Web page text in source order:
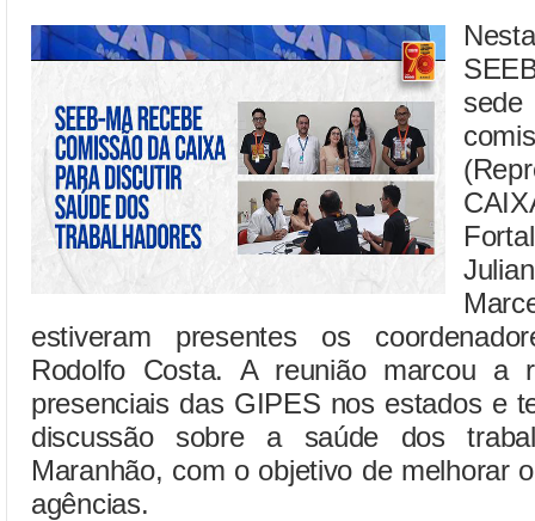
estiveram presentes os
Rodolfo Costa. A reunião marcou a
presenciais das GIPES nos estados e
discussão sobre a saúde dos
Maranhão, com o objetivo de melhorar
agências.